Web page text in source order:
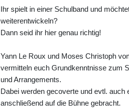
Ihr spielt in einer Schulband und
weiterentwickeln?
Dann seid ihr hier genau richtig!
Yann Le Roux und Moses Christoph
vermitteln euch Grundkenntnisse zum
und Arrangements.
Dabei werden gecoverte und evtl. auch
anschließend auf die Bühne gebracht.